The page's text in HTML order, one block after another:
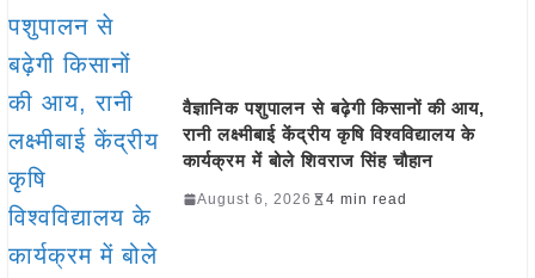
वैज्ञानिक पशुपालन से बढ़ेगी किसानों की आय,
रानी लक्ष्मीबाई केंद्रीय कृषि विश्वविद्यालय के
कार्यक्रम में बोले शिवराज सिंह चौहान
August 6, 2026 4 min read